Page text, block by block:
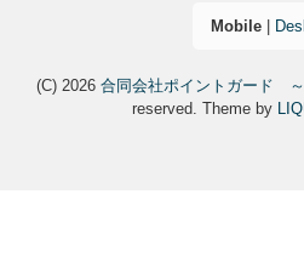
Mobile|
(C) 2026 合同会社ポイントガード ～
reserved.Theme by